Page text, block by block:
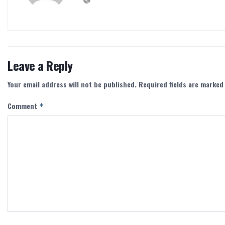
Leave a Reply
Your email address will not be published. Required fields are marked
Comment *